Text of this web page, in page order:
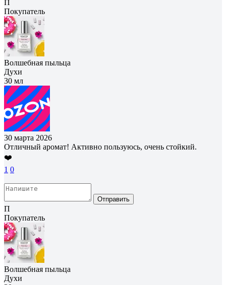
П
Покупатель
Волшебная пыльца
Духи
30 мл
30 марта 2026
Отличный аромат! Активно пользуюсь, очень стойкий.
❤️
1 0
Отправить
П
Покупатель
Волшебная пыльца
Духи